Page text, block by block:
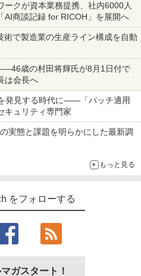
ークが資本業務提携、社内6000人
AI商談記録 for RICOH」を展開へ
術で製造業の生産ライン構成を自動
歳の村田将輝氏が8月1日付で
は会長へ
発見する時代に――「パッチ適用
キュリティ専門家
実態と課題を明らかにした最新調
もっと見る
をフォローする
ガスタート！